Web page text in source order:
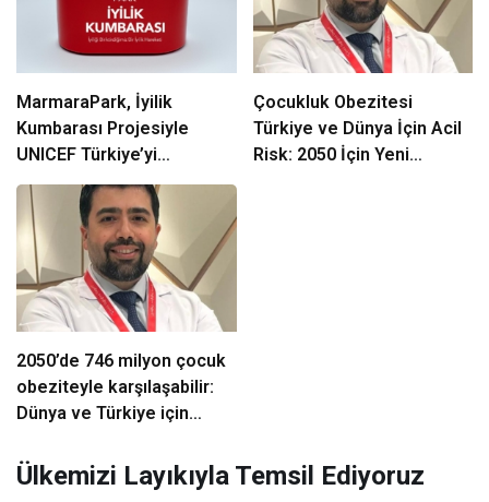
MarmaraPark, İyilik
Kumbarası Projesiyle
UNICEF Türkiye’yi
Destekliyor
Çocukluk Obezitesi
Türkiye ve Dünya İçin Acil
Risk: 2050 İçin Yeni
2050’de 746 milyon çocuk
obeziteyle karşılaşabilir:
Dünya ve Türkiye için
Ülkemizi Layıkıyla Temsil Ediyoruz